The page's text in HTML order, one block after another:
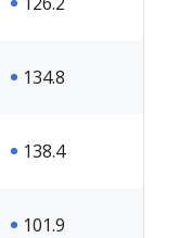
134.8
138.4
101.9